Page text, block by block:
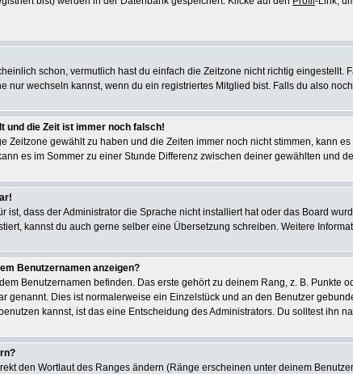
schon, vermutlich hast du einfach die Zeitzone nicht richtig
nur wechseln kannst, wenn du ein registriertes Mitglied bist. Falls du also
und die Zeit ist immer noch falsch!
Zeitzone gewählt zu haben und die Zeiten immer noch nicht stimmen, kann
es im Sommer zu einer Stunde Differenz zwischen deiner gewählten und
ist, dass der Administrator die Sprache nicht installiert hat oder das Board
kannst du auch gerne selber eine Übersetzung schreiben. Weitere
Benutzernamen anzeigen?
Benutzernamen befinden. Das erste gehört zu deinem Rang, z. B.
genannt. Dies ist normalerweise ein Einzelstück und an den Benutzer
kannst, ist das eine Entscheidung des Administrators. Du solltest ihn
den Wortlaut des Ranges ändern (Ränge erscheinen unter deinem